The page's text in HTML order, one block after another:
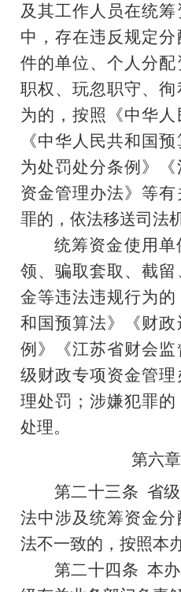
及其工作人员在统
中，存在违反规定
件的单位、个人分
职权、玩忽职守、
为的，按照《中华人
《中华人民共和国
为处罚处分条例》
资金管理办法》等
罪的，依法移送司法
统筹资金使用单
领、骗取套取、截
金等违法违规行为
和国预算法》《财
例》《江苏省财会
级财政专项资金管
理处罚；涉嫌犯罪
处理。
第六章
第二十三条 省
法中涉及统筹资金
法不一致的，按照本
第二十四条 本